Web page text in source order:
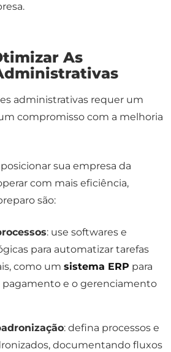
As
administrativas requer um
compromisso com a melhoria
sua empresa da
com mais eficiência,
são:
: use softwares e
para automatizar tarefas
como um sistema ERP para
pagamento e o gerenciamento
: defina processos e
documentando fluxos